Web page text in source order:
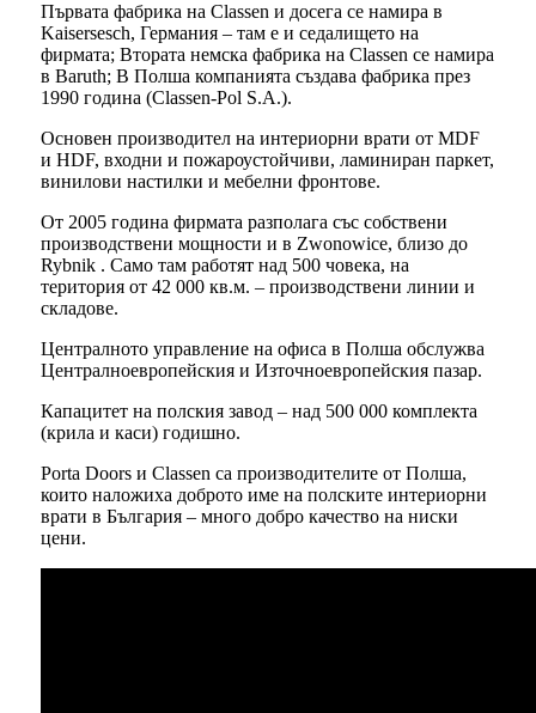
Първата фабрика на Classen и досега се намира в
Kaisersesch, Германия – там е и седалището на
фирмата; Втората немска фабрика на Classen се намира
в Baruth; В Полша компанията създава фабрика през
1990 година (Classen-Pol S.A.).
Основен производител на интериорни врати от MDF
и HDF, входни и пожароустойчиви, ламиниран паркет,
винилови настилки и мебелни фронтове.
От 2005 година фирмата разполага със собствени
производствени мощности и в Zwonowice, близо до
Rybnik . Само там работят над 500 човека, на
територия от 42 000 кв.м. – производствени линии и
складове.
Централното управление на офиса в Полша обслужва
Централноевропейския и Източноевропейския пазар.
Капацитет на полския завод – над 500 000 комплекта
(крила и каси) годишно.
Porta Doors и Classen са производителите от Полша,
които наложиха доброто име на полските интериорни
врати в България – много добро качество на ниски
цени.